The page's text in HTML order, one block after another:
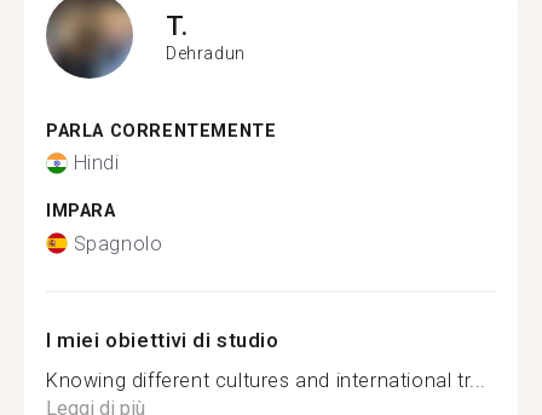
T.
Dehradun
PARLA CORRENTEMENTE
Hindi
IMPARA
Spagnolo
I miei obiettivi di studio
Knowing different cultures and international tr...
Leggi di più